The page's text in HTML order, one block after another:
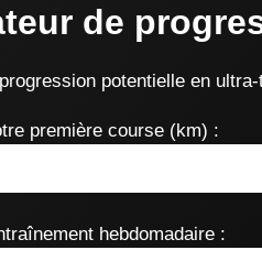
de
potentielle en
première course (km) :
hebdomadaire :